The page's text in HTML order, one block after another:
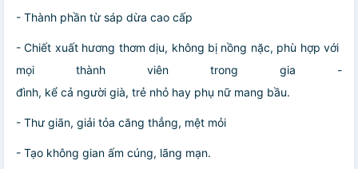
- Thành phần từ sáp dừa cao cấp
- Chiết xuất hương thơm dịu, không bị nồng nặc, phù hợp với
mọi thành viên trong gia -
đình, kể cả người già, trẻ nhỏ hay phụ nữ mang bầu.
- Thư giãn, giải tỏa căng thẳng, mệt mỏi
- Tạo không gian ấm cúng, lãng mạn.